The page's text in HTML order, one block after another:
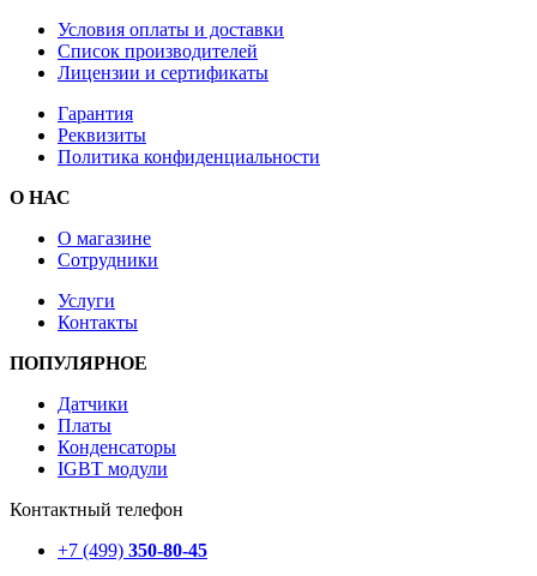
Условия оплаты и доставки
Список производителей
Лицензии и сертификаты
Гарантия
Реквизиты
Политика конфиденциальности
О НАС
О магазине
Сотрудники
Услуги
Контакты
ПОПУЛЯРНОЕ
Датчики
Платы
Конденсаторы
IGBT модули
Контактный телефон
+7 (499) 350-80-45